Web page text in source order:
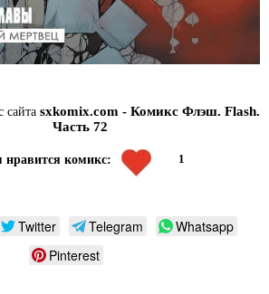
сайта sxkomix.com - Комикс Флэш. Flash.
Часть 72
комикс: 1
Twitter Telegram
Whatsapp
Pinterest